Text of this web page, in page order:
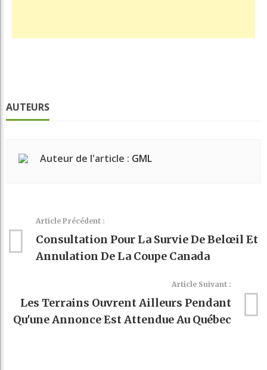
AUTEURS
Auteur de l'article : GML
Article Précédent :
Consultation Pour La Survie De Belœil Et
Annulation De La Coupe Canada
Article Suivant :
Les Terrains Ouvrent Ailleurs Pendant
Qu'une Annonce Est Attendue Au Québec